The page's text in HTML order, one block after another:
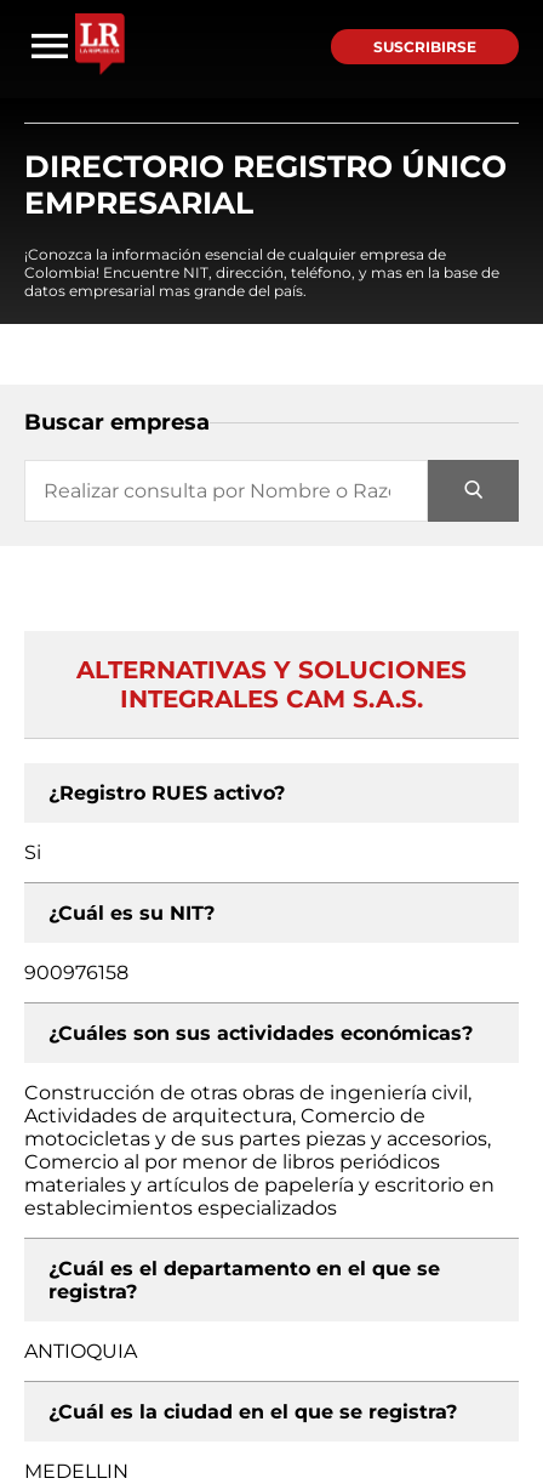
SUSCRIBIRSE
DIRECTORIO REGISTRO ÚNICO
EMPRESARIAL
¡Conozca la información esencial de cualquier empresa de
Colombia! Encuentre NIT, dirección, teléfono, y mas en la base de
datos empresarial mas grande del país.
Buscar empresa
ALTERNATIVAS Y SOLUCIONES
INTEGRALES CAM S.A.S.
¿Registro RUES activo?
Si
¿Cuál es su NIT?
900976158
¿Cuáles son sus actividades económicas?
Construcción de otras obras de ingeniería civil,
Actividades de arquitectura, Comercio de
motocicletas y de sus partes piezas y accesorios,
Comercio al por menor de libros periódicos
materiales y artículos de papelería y escritorio en
establecimientos especializados
¿Cuál es el departamento en el que se
registra?
ANTIOQUIA
¿Cuál es la ciudad en el que se registra?
MEDELLIN